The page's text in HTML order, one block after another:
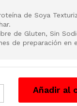
de Soya
de Gluten, Sin
de preparación en
Añadir al